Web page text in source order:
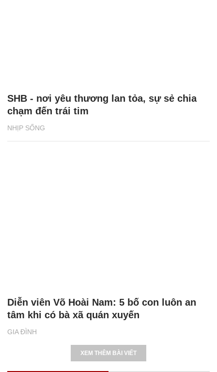
NHỊP SỐNG
SHB - nơi yêu thương lan tỏa, sự sẻ chia
chạm đến trái tim
GIA ĐÌNH
Diễn viên Võ Hoài Nam: 5 bố con luôn an
tâm khi có bà xã quán xuyến
XEM THÊM BÀI VIẾT